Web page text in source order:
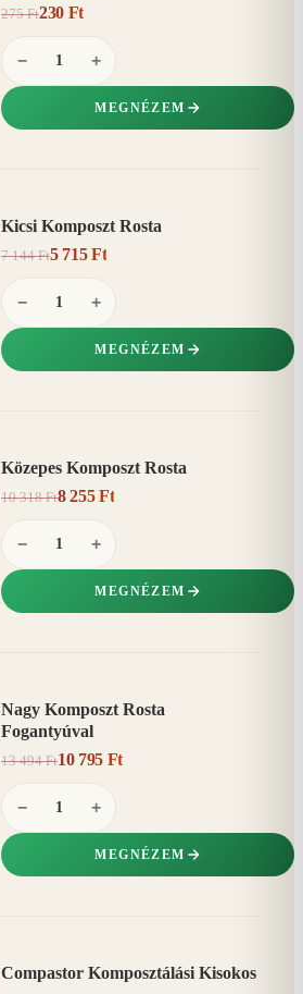
275 Ft230 Ft
− +
MEGNÉZEM
Kicsi Komposzt Rosta
7 144 Ft5 715 Ft
− +
MEGNÉZEM
Közepes Komposzt Rosta
10 318 Ft8 255 Ft
− +
MEGNÉZEM
Nagy Komposzt Rosta
Fogantyúval
13 494 Ft10 795 Ft
− +
MEGNÉZEM
Compastor Komposztálási Kisokos